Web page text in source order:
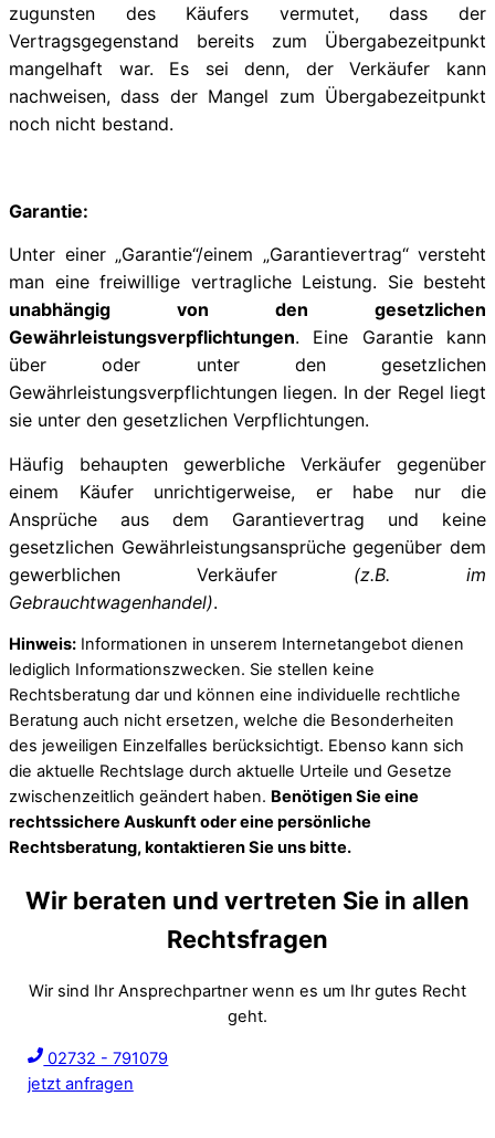
zugunsten des Käufers vermutet, dass der
Vertragsgegenstand bereits zum Übergabezeitpunkt
mangelhaft war. Es sei denn, der Verkäufer kann
nachweisen, dass der Mangel zum Übergabezeitpunkt
noch nicht bestand.
Garantie:
Unter einer „Garantie“/einem „Garantievertrag“ versteht
man eine freiwillige vertragliche Leistung. Sie besteht
unabhängig von den gesetzlichen
Gewährleistungsverpflichtungen. Eine Garantie kann
über oder unter den gesetzlichen
Gewährleistungsverpflichtungen liegen. In der Regel liegt
sie unter den gesetzlichen Verpflichtungen.
Häufig behaupten gewerbliche Verkäufer gegenüber
einem Käufer unrichtigerweise, er habe nur die
Ansprüche aus dem Garantievertrag und keine
gesetzlichen Gewährleistungsansprüche gegenüber dem
gewerblichen Verkäufer (z.B. im
Gebrauchtwagenhandel).
Hinweis: Informationen in unserem Internetangebot dienen
lediglich Informationszwecken. Sie stellen keine
Rechtsberatung dar und können eine individuelle rechtliche
Beratung auch nicht ersetzen, welche die Besonderheiten
des jeweiligen Einzelfalles berücksichtigt. Ebenso kann sich
die aktuelle Rechtslage durch aktuelle Urteile und Gesetze
zwischenzeitlich geändert haben. Benötigen Sie eine
rechtssichere Auskunft oder eine persönliche
Rechtsberatung, kontaktieren Sie uns bitte.
Wir beraten und vertreten Sie in allen
Rechtsfragen
Wir sind Ihr Ansprechpartner wenn es um Ihr gutes Recht
geht.
02732 - 791079
jetzt anfragen